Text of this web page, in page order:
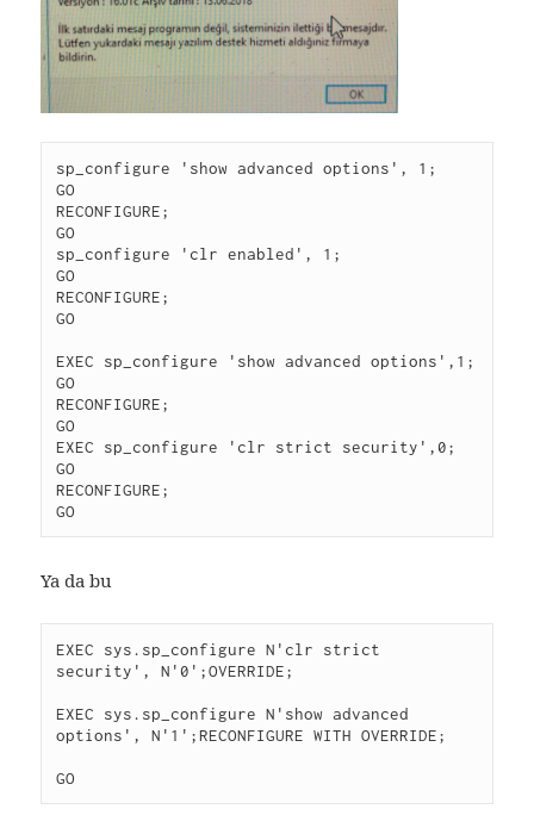
sp_configure 'show advanced options', 1;
GO
RECONFIGURE;
GO
sp_configure 'clr enabled', 1;
GO
RECONFIGURE;
GO
EXEC sp_configure 'show advanced options',1;
GO
RECONFIGURE;
GO
EXEC sp_configure 'clr strict security',0;
GO
RECONFIGURE;
GO
Ya da bu
EXEC sys.sp_configure N'clr strict
security', N'0';OVERRIDE;
EXEC sys.sp_configure N'show advanced
options', N'1';RECONFIGURE WITH OVERRIDE;
GO